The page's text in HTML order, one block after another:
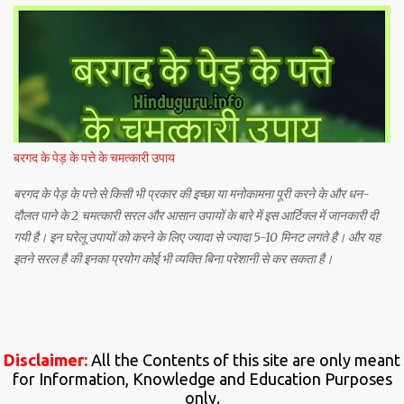
बरगद के पेड़ के पत्ते के चमत्कारी उपाय
बरगद के पेड़ के पत्ते से किसी भी प्रकार की इच्छा या मनोकामना पूरी करने के और धन-
दौलत पाने के 2 चमत्कारी सरल और आसान उपायों के बारे में इस आर्टिक्ल में जानकारी दी
गयी है। इन घरेलू उपायों को करने के लिए ज्यादा से ज्यादा 5-10 मिनट लगते है। और यह
इतने सरल है की इनका प्रयोग कोई भी व्यक्ति बिना परेशानी से कर सकता है।
Disclaimer: All the Contents of this site are only meant
for Information, Knowledge and Education Purposes
only.